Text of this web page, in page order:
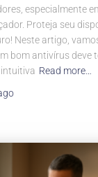
especialmente
Proteja seu
Neste artigo,
bom antivírus deve
Read more…